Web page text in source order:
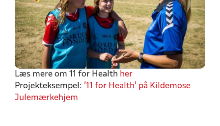
Læs mere om 11 for Health her
Projekteksempel: '11 for Health' på Kildemose
Julemærkehjem